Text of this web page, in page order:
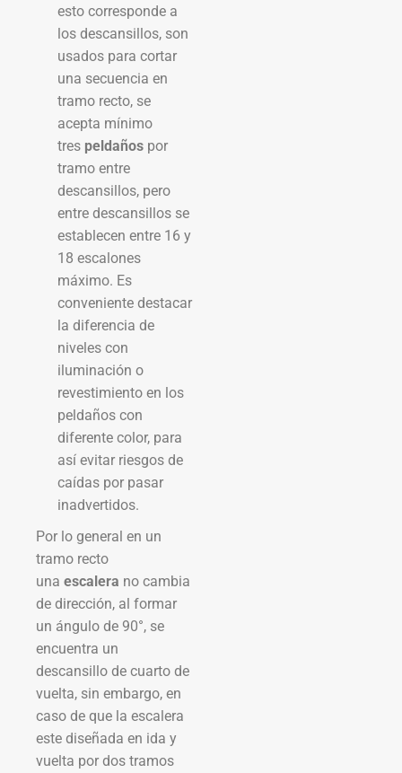
esto corresponde a
los descansillos, son
usados para cortar
una secuencia en
tramo recto, se
acepta mínimo
tres peldaños por
tramo entre
descansillos, pero
entre descansillos se
establecen entre 16 y
18 escalones
máximo. Es
conveniente destacar
la diferencia de
niveles con
iluminación o
revestimiento en los
peldaños con
diferente color, para
así evitar riesgos de
caídas por pasar
inadvertidos.
Por lo general en un
tramo recto
una escalera no cambia
de dirección, al formar
un ángulo de 90°, se
encuentra un
descansillo de cuarto de
vuelta, sin embargo, en
caso de que la escalera
este diseñada en ida y
vuelta por dos tramos